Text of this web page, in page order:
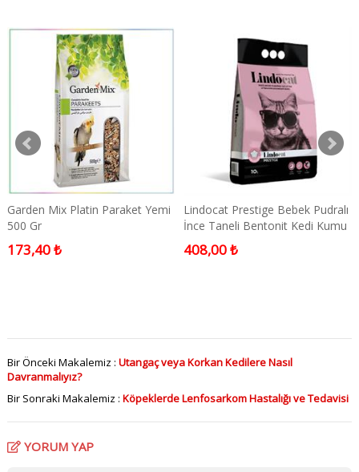
Garden Mix Platin Paraket Yemi
500 Gr
173,40 ₺
Lindocat Prestige Bebek Pudralı
İnce Taneli Bentonit Kedi Kumu
10lt
408,00 ₺
Bir Önceki Makalemiz : Utangaç veya Korkan Kedilere Nasıl
Davranmalıyız?
Bir Sonraki Makalemiz : Köpeklerde Lenfosarkom Hastalığı ve Tedavisi
YORUM YAP